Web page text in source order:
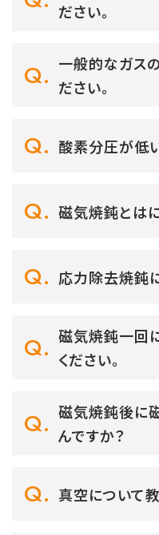
ださい。
一般的なガス
ださい。
酸素分圧が低
磁気焼鈍とは
応力除去焼鈍
磁気焼鈍一回
ください。
磁気焼鈍後に
んですか？
真空について教